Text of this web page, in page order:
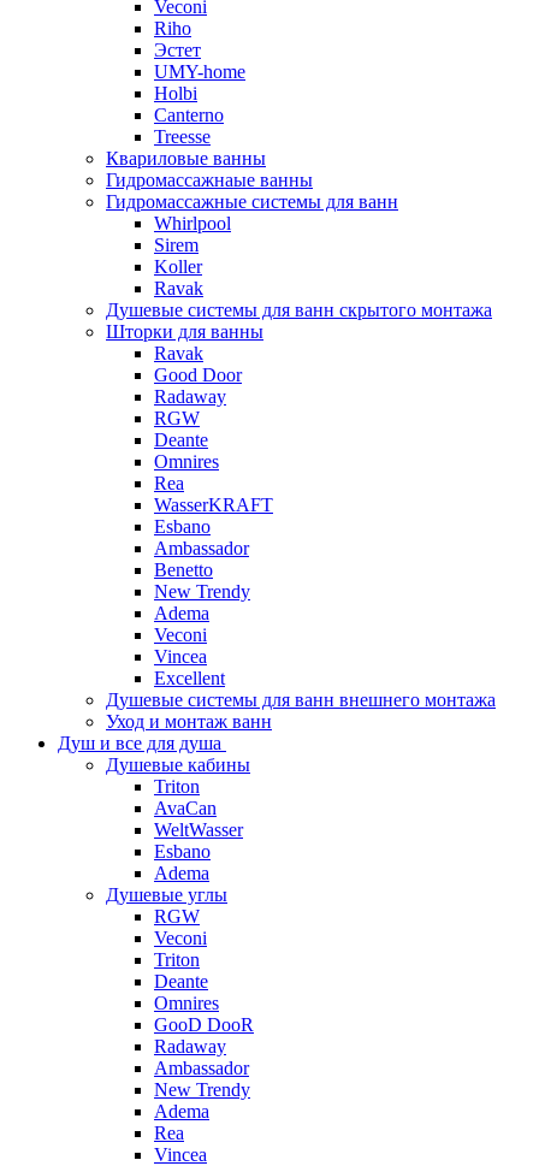
Veconi
Riho
Эстет
UMY-home
Holbi
Canterno
Treesse
Квариловые ванны
Гидромассажнаые ванны
Гидромассажные системы для ванн
Whirlpool
Sirem
Koller
Ravak
Душевые системы для ванн скрытого монтажа
Шторки для ванны
Ravak
Good Door
Radaway
RGW
Deante
Omnires
Rea
WasserKRAFT
Esbano
Ambassador
Benetto
New Trendy
Adema
Veconi
Vincea
Excellent
Душевые системы для ванн внешнего монтажа
Уход и монтаж ванн
Душ и все для душа
Душевые кабины
Triton
AvaCan
WeltWasser
Esbano
Adema
Душевые углы
RGW
Veconi
Triton
Deante
Omnires
GooD DooR
Radaway
Ambassador
New Trendy
Adema
Rea
Vincea